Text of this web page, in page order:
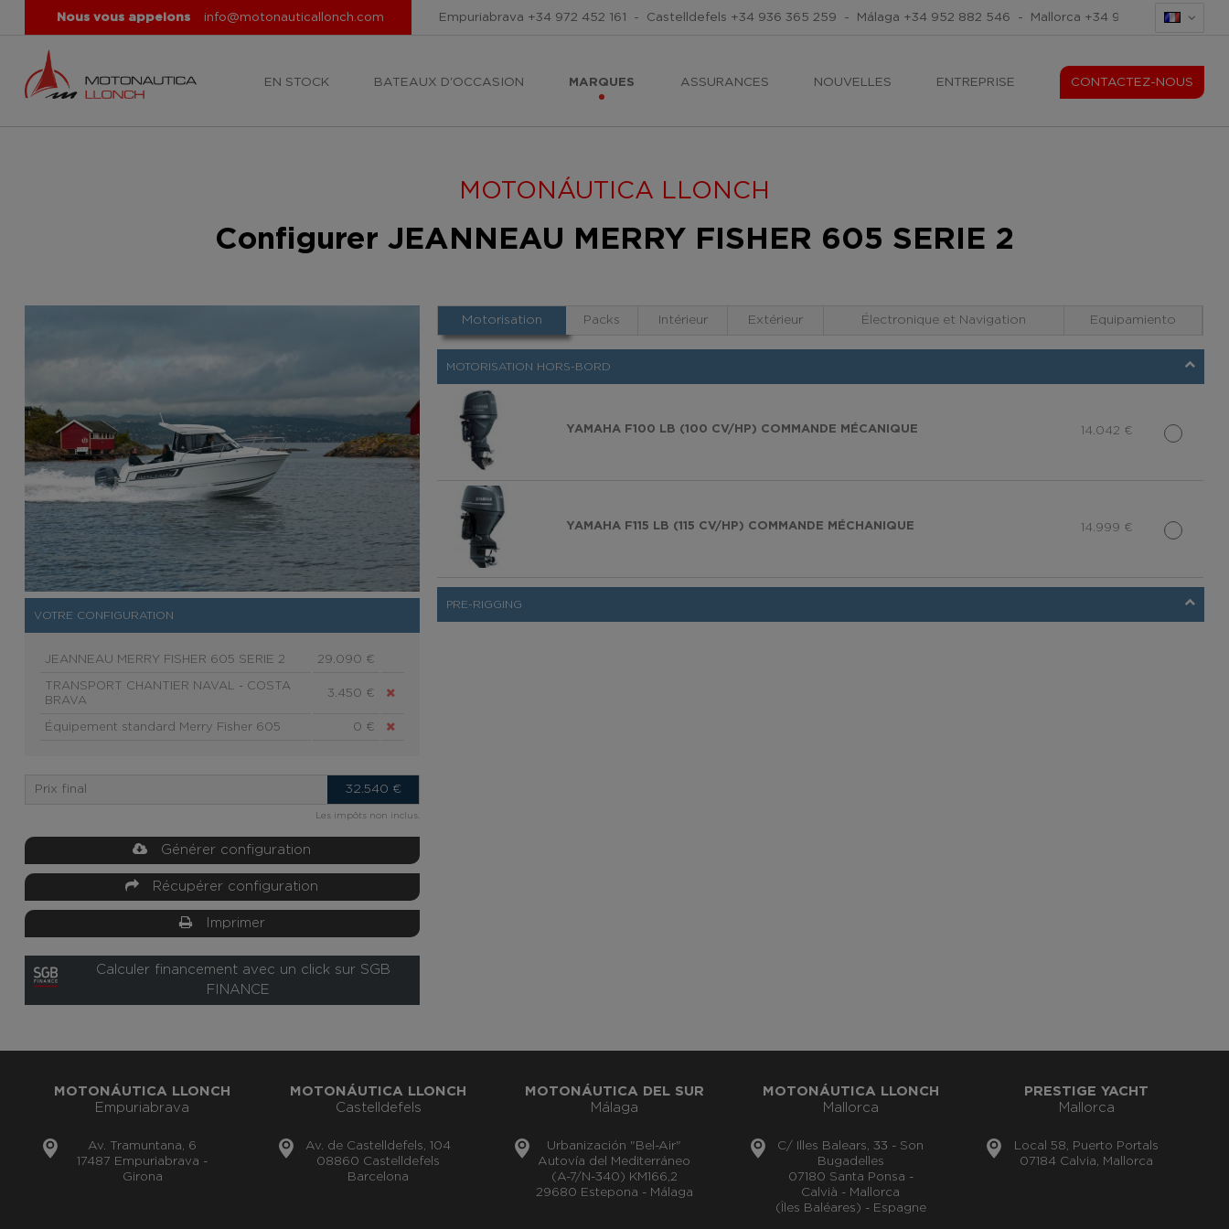
Nous vous appelons info@motonauticallonch.com Empuriabrava +34 972 452 161 - Castelldefels +34 936 365 259 - Málaga +34 952 882 546 - Mallorca +34 971 676 465 -
EN STOCK BATEAUX D'OCCASION MARQUES ASSURANCES NOUVELLES ENTREPRISE CONTACTEZ-NOUS
MOTONÁUTICA LLONCH
Configurer JEANNEAU MERRY FISHER 605 SERIE 2
Motorisation Packs Intérieur Extérieur Électronique et Navigation Equipamiento
MOTORISATION HORS-BORD
YAMAHA F100 LB (100 CV/HP) COMMANDE MÉCANIQUE 14.042 €
YAMAHA F115 LB (115 CV/HP) COMMANDE MÉCHANIQUE 14.999 €
PRE-RIGGING
VOTRE CONFIGURATION
JEANNEAU MERRY FISHER 605 SERIE 2 29.090 €
TRANSPORT CHANTIER NAVAL - COSTA
BRAVA
3.450 €
Équipement standard Merry Fisher 605 0 €
Prix final 32.540 €
Les impôts non inclus.
Générer configuration
Récupérer configuration
Imprimer
Calculer financement avec un click sur SGB
FINANCE
MOTONÁUTICA LLONCH
Empuriabrava
Av. Tramuntana, 6
17487 Empuriabrava -
Girona
MOTONÁUTICA LLONCH
Castelldefels
Av. de Castelldefels, 104
08860 Castelldefels
Barcelona
MOTONÁUTICA DEL SUR
Málaga
Urbanización "Bel-Air"
Autovía del Mediterráneo
(A-7/N-340) KM166,2
29680 Estepona - Málaga
MOTONÁUTICA LLONCH
Mallorca
C/ Illes Balears, 33 - Son
Bugadelles
07180 Santa Ponsa -
Calvià - Mallorca
(Îles Baléares) - Espagne
PRESTIGE YACHT
Mallorca
Local 58, Puerto Portals
07184 Calvia, Mallorca